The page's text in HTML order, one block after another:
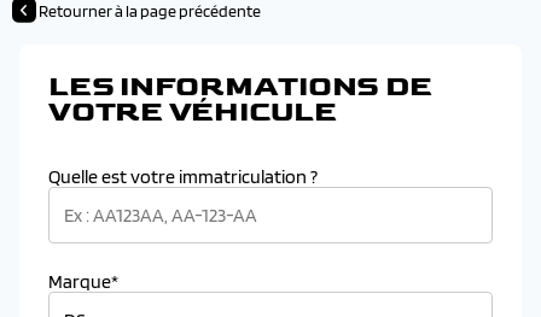
Retourner à la page précédente
LES INFORMATIONS DE
VOTRE VÉHICULE
Quelle est votre immatriculation ?
Marque*